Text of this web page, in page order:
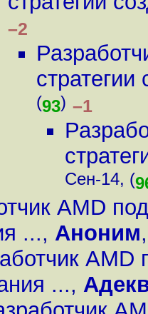
–2
стратегии
(93) –1
Сен-14, (
AMD
..., Аноним
AMD
...,